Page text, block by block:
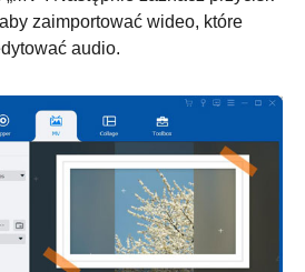
aby zaimportować wideo, które
audio.